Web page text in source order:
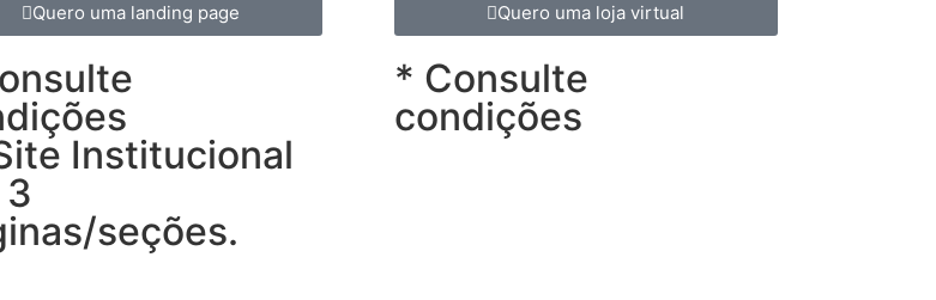
Quero uma landing page
Institucional
seções.
Quero uma loja virtual
* Consulte
condições